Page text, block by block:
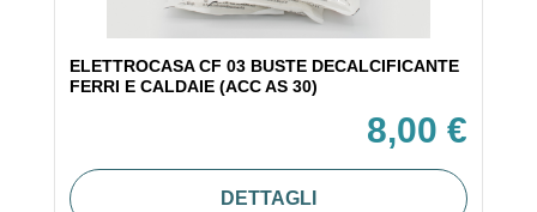
ELETTROCASA CF 03 BUSTE DECALCIFICANTE
FERRI E CALDAIE (ACC AS 30)
8,00 €
DETTAGLI